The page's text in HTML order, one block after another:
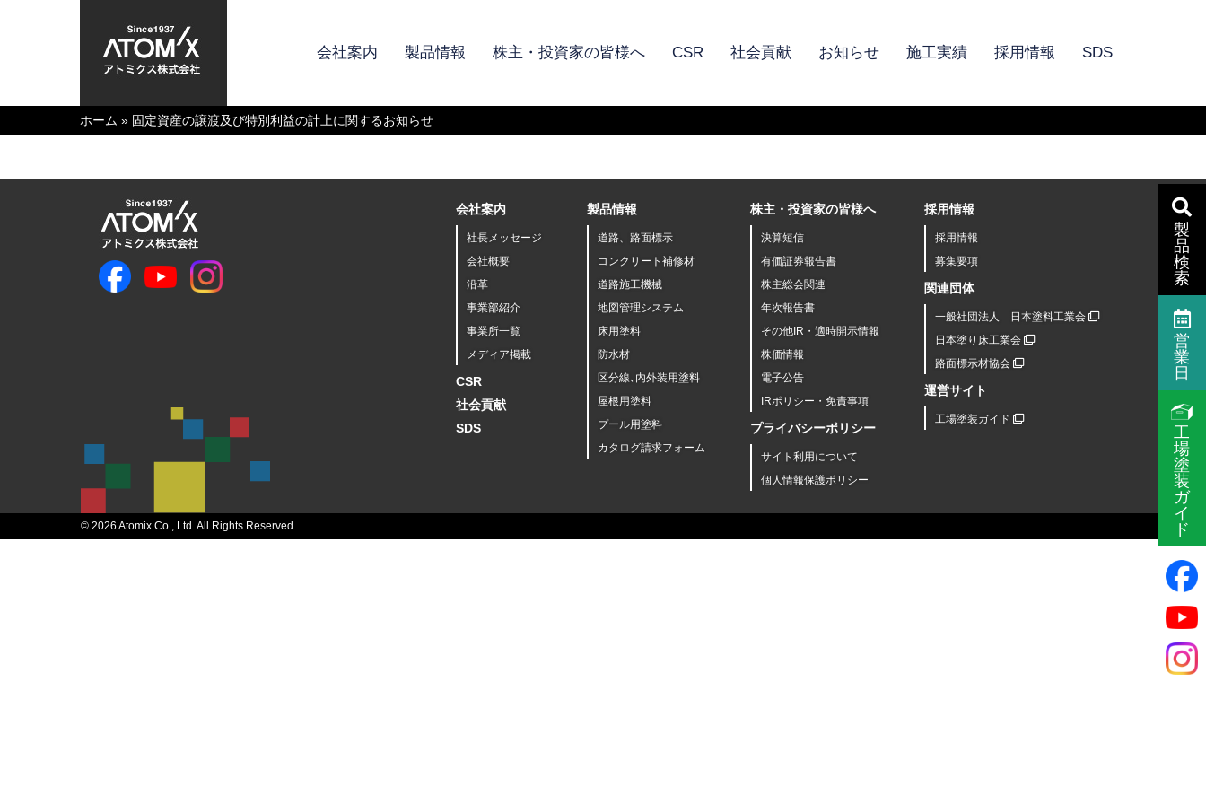
会社案内 製品情報 株主・投資家の皆様へ CSR 社会貢献 お知らせ 施工実績 採用情報 SDS
ホーム » 固定資産の譲渡及び特別利益の計上に関するお知らせ
会社案内
社長メッセージ
会社概要
沿革
事業部紹介
事業所一覧
メディア掲載
CSR
社会貢献
SDS
製品情報
道路、路面標示
コンクリート補修材
道路施工機械
地図管理システム
床用塗料
防水材
区分線､内外装用塗料
屋根用塗料
プール用塗料
カタログ請求フォーム
株主・投資家の皆様へ
決算短信
有価証券報告書
株主総会関連
年次報告書
その他IR・適時開示情報
株価情報
電子公告
IRポリシー・免責事項
プライバシーポリシー
サイト利用について
個人情報保護ポリシー
採用情報
採用情報
募集要項
関連団体
一般社団法人 日本塗料工業会
日本塗り床工業会
路面標示材協会
運営サイト
工場塗装ガイド
© 2026 Atomix Co., Ltd. All Rights Reserved.
製
品
検
索
営
業
日
工
場
塗
装
ガ
イ
ド